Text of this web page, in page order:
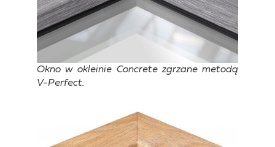
Okno w okleinie Concrete zgrzane metodą
V-Perfect.